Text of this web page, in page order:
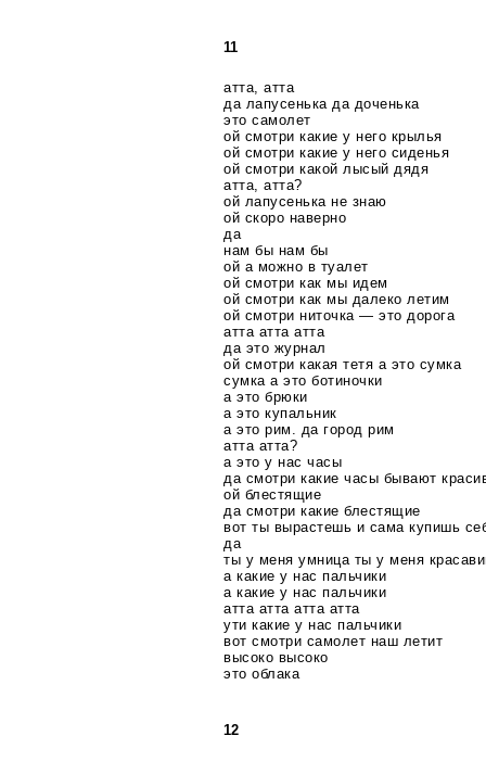
11
атта, атта
да лапусенька да доченька
это самолет
ой смотри какие у него крылья
ой смотри какие у него сиденья
ой смотри какой лысый дядя
атта, атта?
ой лапусенька не знаю
ой скоро наверно
да
нам бы нам бы
ой а можно в туалет
ой смотри как мы идем
ой смотри как мы далеко летим
ой смотри ниточка — это дорога
атта атта атта
да это журнал
ой смотри какая тетя а это сумка
сумка а это ботиночки
а это брюки
а это купальник
а это рим. да город рим
атта атта?
а это у нас часы
да смотри какие часы бывают
ой блестящие
да смотри какие блестящие
вот ты вырастешь и сама купишь
да
ты у меня умница ты у меня
а какие у нас пальчики
а какие у нас пальчики
атта атта атта атта
ути какие у нас пальчики
вот смотри самолет наш летит
высоко высоко
это облака
12